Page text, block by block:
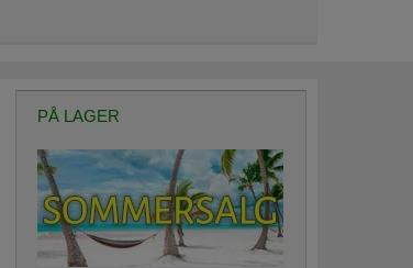
PÅ LAGER